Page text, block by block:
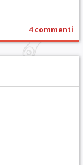
4 commenti